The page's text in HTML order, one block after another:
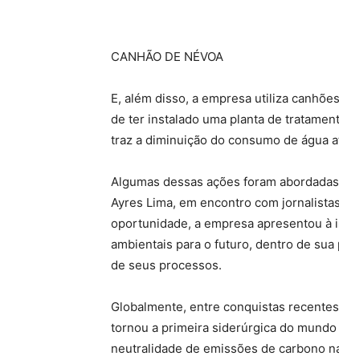
CANHÃO DE NÉVOA
E, além disso, a empresa utiliza
de ter instalado uma planta de
traz a diminuição do consumo de água
Algumas dessas ações foram
Ayres Lima, em encontro com
oportunidade, a empresa apresentou
ambientais para o futuro, dentro de
de seus processos.
Globalmente, entre conquistas
tornou a primeira siderúrgica do
neutralidade de emissões de carbono